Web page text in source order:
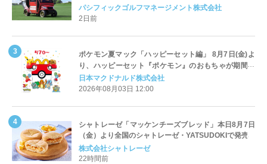
Cart（エアコンカート）」導入 | ＰＧＭ
パシフィックゴルフマネージメント株式会社
2日前
ポケモン夏マック「ハッピーセット編」 8月7日(金)よ
り、ハッピーセット『ポケモン』のおもちゃが期間限
定登場
日本マクドナルド株式会社
2026年08月03日 12:00
シャトレーゼ「マッケンチーズブレッド」本日8月7日
（金）より全国のシャトレーゼ・YATSUDOKIで発売
株式会社シャトレーゼ
22時間前